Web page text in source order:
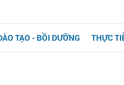
TẠO - BỒI DƯỠNG THỰC